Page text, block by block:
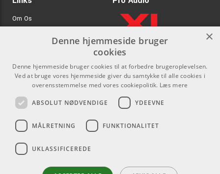
Om Os
GDPR & Cookies
.
Kontakt
Som privatperson kan du ikke
købe på denne hjemmeside, alt
forhandlere.
info@emnordic.dk
Sociale medier
×
Denne hjemmeside bruger
cookies
Denne hjemmeside bruger cookies til at forbedre brugeroplevelsen.
Ved at bruge vores hjemmeside giver du samtykke til alle cookies i
overensstemmelse med vores cookiepolitik. Læs mere
ABSOLUT NØDVENDIGE YDEEVNE
MÅLRETNING FUNKTIONALITET
UKLASSIFICEREDE